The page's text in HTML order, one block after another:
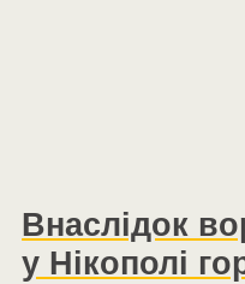
Внаслідок
у Нікополі